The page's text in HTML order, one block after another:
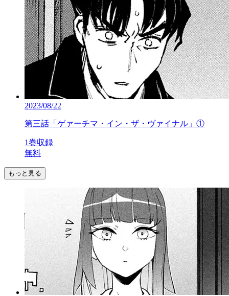
2023/08/22
第三話「ゲァーチマ・イン・ザ・ヴァイナル」①
1巻収録
無料
もっと見る